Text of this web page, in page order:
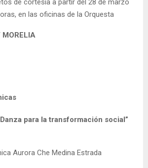
en las oficinas de la Orquesta
para la transformación social”
Aurora Che Medina Estrada